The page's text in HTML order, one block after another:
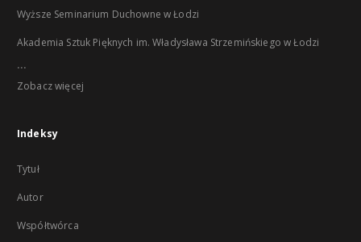
Wyższe Seminarium Duchowne w Łodzi
Akademia Sztuk Pięknych im. Władysława Strzemińskiego w Łodzi
...
Zobacz więcej
Indeksy
Tytuł
Autor
Współtwórca